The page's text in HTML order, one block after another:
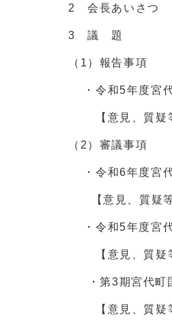
2 会長あいさつ
3 議 題
（1）報告事項
・令和5年度宮代
【意見、質疑
（2）審議事項
・令和6年度宮
【意見、質疑
・令和5年度宮
【意見、質疑
・第3期宮代町国
【意見、質疑